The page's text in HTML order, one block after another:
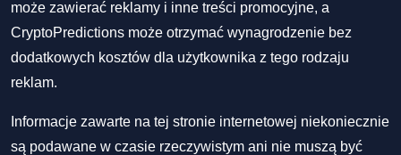
może zawierać reklamy i inne treści promocyjne, a
CryptoPredictions może otrzymać wynagrodzenie bez
dodatkowych kosztów dla użytkownika z tego rodzaju
reklam.
Informacje zawarte na tej stronie internetowej niekoniecznie
są podawane w czasie rzeczywistym ani nie muszą być